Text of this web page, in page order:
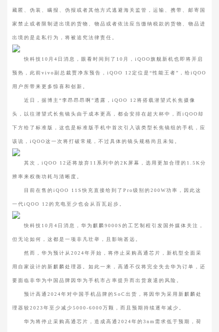
藏匿、伪装、瞒报、伪报或者其他方式逃避海关监管，运输、携带、邮寄国
家禁止或者限制进出境的货物、物品或者依法应当缴纳税款的货物、物品进
出境的是走私行为，将被追究法律责任。
快科技10月4日消息，眼看时间到了10月，iQOO旗舰新机也即将开启
预热，此前vivo副总裁贾净东预告，iQOO 12定位是“性能王者”，给iQOO
用户所带来更多惊喜和创新。
近日，据博主“李昂昂昂啊”透露，iQOO 12将搭载潜望式长焦摄像
头，以往潜望式长焦镜头由于成本更高，都会安排在超大杯中，而iQOO却
下方给了标准版，这也是标准版手机中首次引入该类型长焦镜组的手机，应
该说，iQOO这一次将打破常规，不过具体的镜头规格尚且未知。
其次，iQOO 12还将放弃11系列中的2K屏幕，选用更加合理的1.5K分
辨率来权衡功耗与清晰度。
目前在售的iQOO 11S快充直接给到了Pro级别的200W功率，因此这
一代iQOO 12的充电至少也会从百瓦起步。
快科技10月4日消息，华为麒麟9000S的工艺制程引发国外媒体关注，
但无论如何，这都是一项非凡壮举，且影响甚远。
然而，华为预计从2024年开始，将停止采购高通芯片，新机型全面采
用自家设计的新麒麟处理器。如此一来，高通不仅将完全失去华为订单，还
要面临非华为中国品牌因华为手机市占率提升而出货衰退的风险。
预计高通2024年对中国手机品牌的SoC出货，将因华为采用新麒麟处
理器较2023年至少减少5000-6000万颗，而且预期持续逐年减少。
华为将停止采购高通芯片，造成高通2024年的3nm需求低于预期，荷